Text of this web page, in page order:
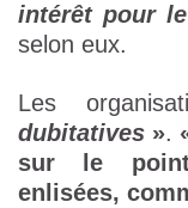
intérêt pour
selon eux.
Les
dubitatives ».
sur le point
enlisées,